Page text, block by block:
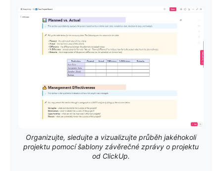
Organizujte, sledujte a vizualizujte průběh jakéhokoli
projektu pomocí šablony závěrečné zprávy o projektu
od ClickUp.